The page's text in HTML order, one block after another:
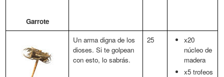
Garrote
Un arma digna de los
dioses. Si te golpean
con esto, lo sabrás.
25
x20
núcleo de
madera
x5 trofeos